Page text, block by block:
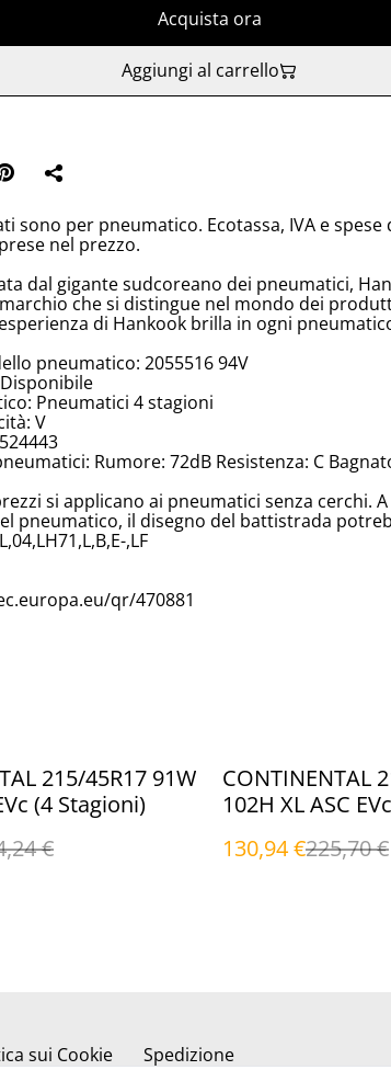
Acquista ora
Aggiungi al carrello
sono per pneumatico. Ecotassa, IVA e
nel prezzo.
dal gigante sudcoreano dei pneumatici,
che si distingue nel mondo dei
di Hankook brilla in ogni
pneumatico: 2055516 94V
Pneumatici 4 stagioni
V
Rumore: 72dB Resistenza: C
si applicano ai pneumatici senza cerchi.
pneumatico, il disegno del battistrada
,LF
qr/470881
215/45R17 91W
(4 Stagioni)
€
%
CONTINENTAL
102H XL ASC
130,94 €225,70 €
sui Cookie Spedizione